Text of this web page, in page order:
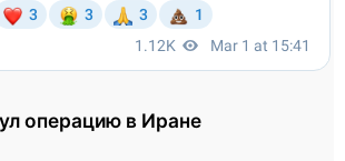
операцию в Иране